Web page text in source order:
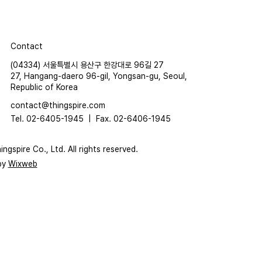
Contact
(04334) 서울특별시 용산구 한강대로 96길 27
27, Hangang-daero 96-gil, Yongsan-gu, Seoul,
Republic of Korea
contact@thingspire.com
Tel. 02-6405-1945 |
Fax. 02-6406-1945
Co., Ltd. All rights reserved.
Wixweb